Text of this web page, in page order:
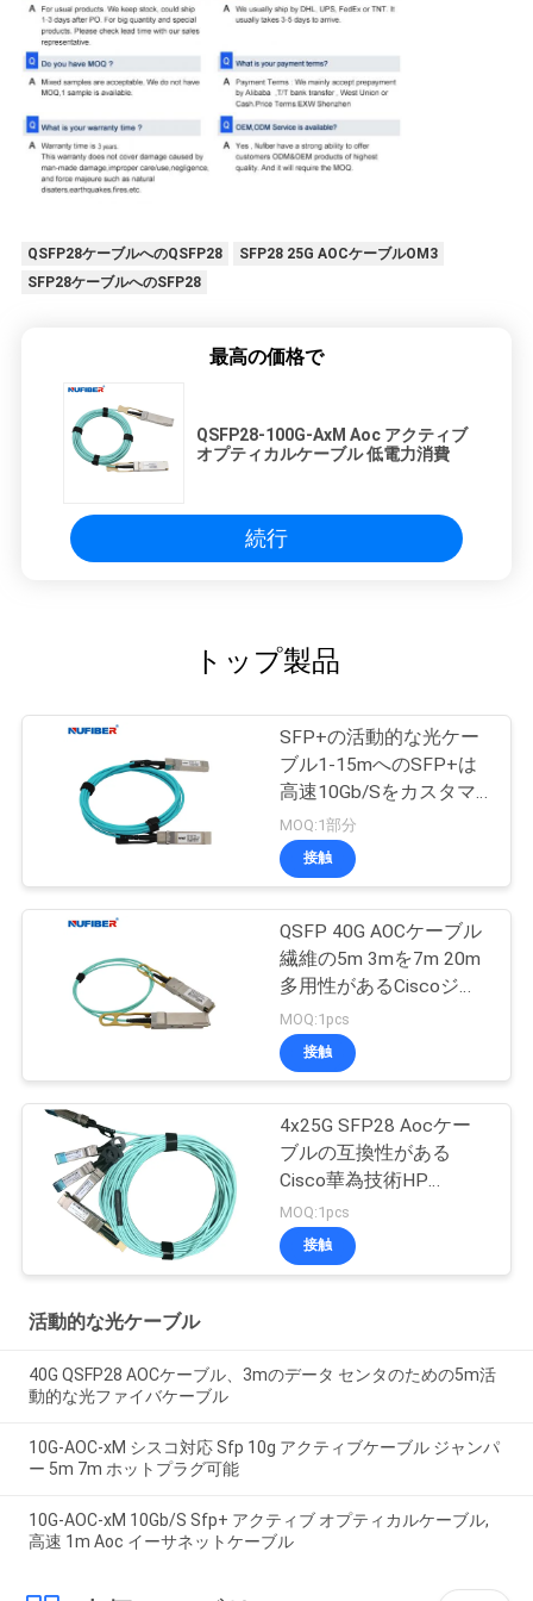
QSFP28ケーブルへのQSFP28
SFP28 25G AOCケーブルOM3
SFP28ケーブルへのSFP28
最高の価格で
QSFP28-100G-AxM Aoc アクティブ
オプティカルケーブル 低電力消費
続行
トップ製品
SFP+の活動的な光ケー
ブル1-15mへのSFP+は
高速10Gb/Sをカスタマ
イズした
MOQ:1部分
接触
QSFP 40G AOCケーブル
繊維の5m 3mを7m 20m
多用性があるCiscoジャ
ンパー線
MOQ:1pcs
接触
4x25G SFP28 Aocケー
ブルの互換性がある
Cisco華為技術HP
Mikrotikへの100G
MOQ:1pcs
接触
活動的な光ケーブル
40G QSFP28 AOCケーブル、3mのデータ センタのための5m活
動的な光ファイバケーブル
10G-AOC-xM シスコ対応 Sfp 10g アクティブケーブル ジャンパ
ー 5m 7m ホットプラグ可能
10G-AOC-xM 10Gb/S Sfp+ アクティブ オプティカルケーブル,
高速 1m Aoc イーサネットケーブル